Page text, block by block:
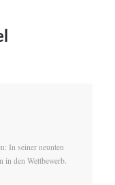
In seiner neunten
in den Wettbewerb.